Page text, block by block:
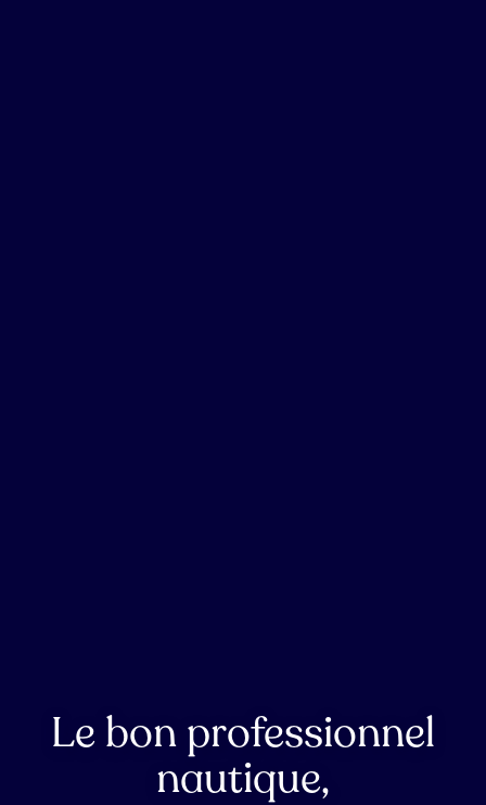
Le bon professionnel
nautique,